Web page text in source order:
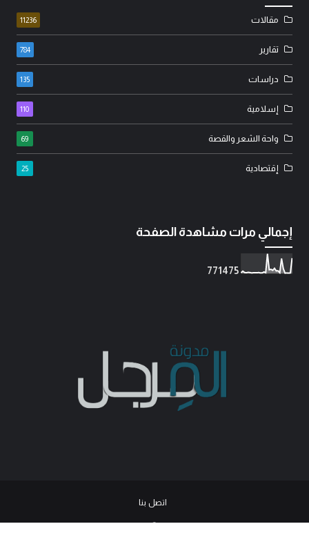
مقالات 11236
تقارير 784
دراسات 135
إسلامية 110
واحة الشعر والقصة 69
إقتصادية 25
إجمالي مرات مشاهدة الصفحة
771 475
اتصل بنا